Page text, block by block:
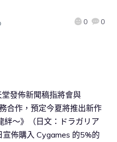
0 0
發佈新聞稿指將會與
合作，預定今夏將推出新作
絆～》（日文：ドラガリア
佈購入 Cygames 的5%的